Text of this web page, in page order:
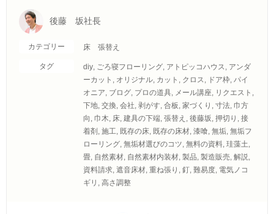
後藤 坂社長
カテゴリー 床 張替え
タグ diy, ごろ寝フローリング, アトピッコハウス, アンダ
ーカット , オリジナル, カット , クロス, ドア枠, パイ
オニア, ブログ, プロの道具, メール講座, リクエスト ,
下地, 交換, 会社, 剥がす, 合板, 家づくり , 寸法, 巾方
向 , 巾木, 床, 建具の下端, 張替え , 後藤坂, 押切り , 接
着剤 , 施工, 既存の床, 既存の床材, 漆喰, 無垢, 無垢フ
ローリング, 無垢材選びのコツ, 無料の資料, 珪藻土,
畳, 自然素材, 自然素材内装材, 製品, 製造販売, 解説,
資料請求, 遮音床材, 重ね張り , 釘, 難易度, 電気ノコ
ギリ , 高さ調整